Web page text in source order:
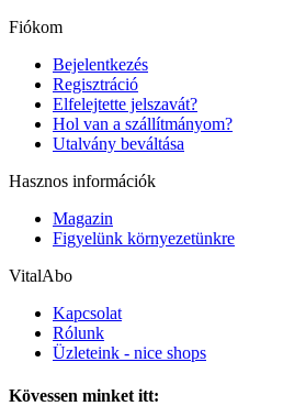
Fiókom
Bejelentkezés
Regisztráció
Elfelejtette jelszavát?
Hol van a szállítmányom?
Utalvány beváltása
Hasznos információk
Magazin
Figyelünk környezetünkre
VitalAbo
Kapcsolat
Rólunk
Üzleteink - nice shops
Kövessen minket itt: